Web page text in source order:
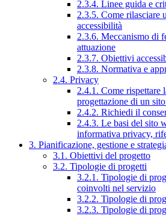
2.3.4. Linee guida e
2.3.5. Come rilasciare
accessibilità
2.3.6. Meccanismo di
attuazione
2.3.7. Obiettivi
2.3.8. Normativa e
2.4. Privacy
2.4.1. Come rispettare
progettazione di un
2.4.2. Richiedi il
2.4.3. Le basi del sito
informativa privacy,
3. Pianificazione, gestione e
3.1. Obiettivi del progetto
3.2. Tipologie di progetti
3.2.1. Tipologie di
coinvolti nel servizio
3.2.2. Tipologie di
3.2.3. Tipologie di